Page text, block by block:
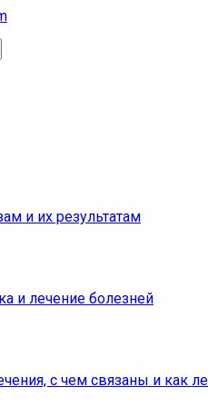
системе.
и их результатам
и лечение болезней
с чем связаны и как